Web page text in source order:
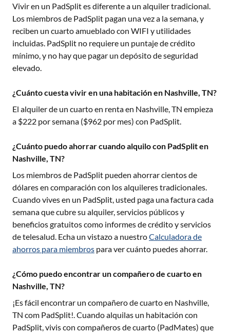
Vivir en un PadSplit es diferente a un alquiler tradicional.
Los miembros de PadSplit pagan una vez a la semana, y
reciben un cuarto amueblado con WIFI y utilidades
incluidas. PadSplit no requiere un puntaje de crédito
mínimo, y no hay que pagar un depósito de seguridad
elevado.
¿Cuánto cuesta vivir en una habitación en Nashville, TN?
El alquiler de un cuarto en renta en Nashville, TN empieza
a $222 por semana ($962 por mes) con PadSplit.
¿Cuánto puedo ahorrar cuando alquilo con PadSplit en
Nashville, TN?
Los miembros de PadSplit pueden ahorrar cientos de
dólares en comparación con los alquileres tradicionales.
Cuando vives en un PadSplit, usted paga una factura cada
semana que cubre su alquiler, servicios públicos y
beneficios gratuitos como informes de crédito y servicios
de telesalud. Echa un vistazo a nuestroCalculadora de
ahorros para miembros para ver cuánto puedes ahorrar.
¿Cómo puedo encontrar un compañero de cuarto en
Nashville, TN?
¡Es fácil encontrar un compañero de cuarto en Nashville,
TN com PadSplit!. Cuando alquilas un habitación con
PadSplit, vivis con compañeros de cuarto (PadMates) que